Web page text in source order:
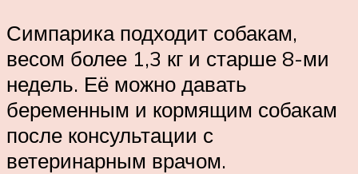
Симпарика подходит собакам,
весом более 1,3 кг и старше 8-ми
недель. Её можно давать
беременным и кормящим собакам
после консультации с
ветеринарным врачом.